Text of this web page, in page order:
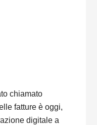
chiamato
fatture è oggi,
digitale a